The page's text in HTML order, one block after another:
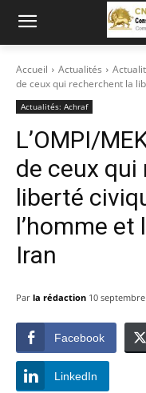
Accueil Actualités
de ceux qui recherchent la
Actualités: Achraf
L’OMPI/
de ceux
liberté
l’homme
Iran
Par la rédaction 10
Facebook
LinkedIn